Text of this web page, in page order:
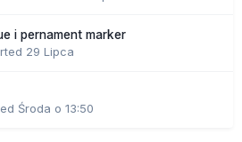
i pernament marker
29 Lipca
Środa o 13:50